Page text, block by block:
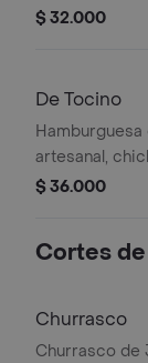
Acompanada
$ 32.000
De Tocino
artesanal,
mermelada de
$ 36.000
Cortes
Churrasco
Churrasco de